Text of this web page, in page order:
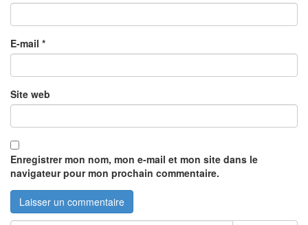
E-mail *
Site web
Enregistrer mon nom, mon e-mail et mon site dans le
navigateur pour mon prochain commentaire.